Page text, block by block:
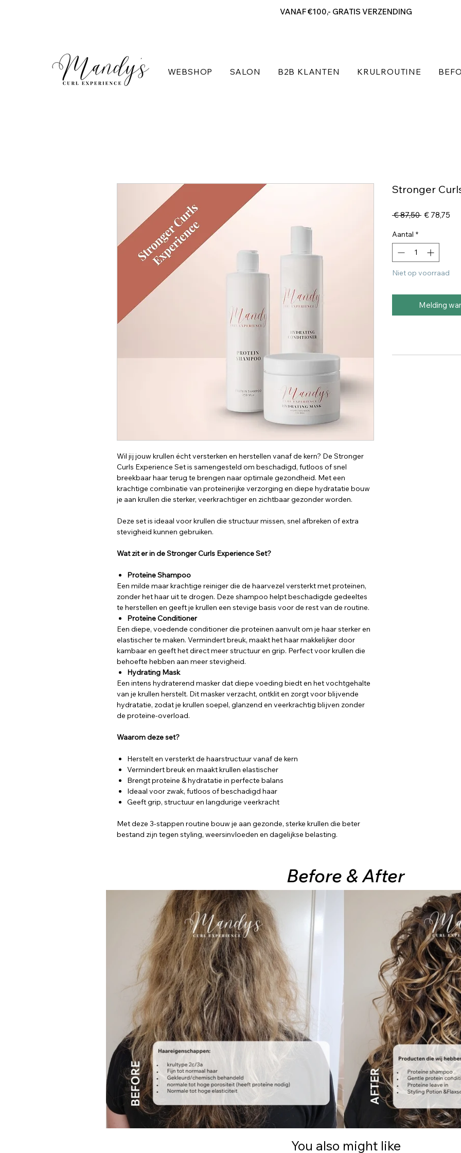
VANAF €100,- GRATIS VERZENDING
WEBSHOP SALON B2B KLANTEN KRULROUTINE
Wil jij jouw krullen écht versterken en herstellen vanaf de kern? De Stronger
Curls Experience Set is samengesteld om beschadigd, futloos of snel
breekbaar haar terug te brengen naar optimale gezondheid. Met een
krachtige combinatie van proteïnerijke verzorging en diepe hydratatie bouw
je aan krullen die sterker, veerkrachtiger en zichtbaar gezonder worden.
Deze set is ideaal voor krullen die structuur missen, snel afbreken of extra
stevigheid kunnen gebruiken.
Wat zit er in de Stronger Curls Experience Set?
Proteïne Shampoo
Een milde maar krachtige reiniger die de haarvezel versterkt met proteïnen,
zonder het haar uit te drogen. Deze shampoo helpt beschadigde gedeeltes
te herstellen en geeft je krullen een stevige basis voor de rest van de routine.
Proteïne Conditioner
Een diepe, voedende conditioner die proteïnen aanvult om je haar sterker en
elastischer te maken. Vermindert breuk, maakt het haar makkelijker door
kambaar en geeft het direct meer structuur en grip. Perfect voor krullen die
behoefte hebben aan meer stevigheid.
Hydrating Mask
Een intens hydraterend masker dat diepe voeding biedt en het vochtgehalte
van je krullen herstelt. Dit masker verzacht, ontklit en zorgt voor blijvende
hydratatie, zodat je krullen soepel, glanzend en veerkrachtig blijven zonder
de proteïne-overload.
Waarom deze set?
Herstelt en versterkt de haarstructuur vanaf de kern
Vermindert breuk en maakt krullen elastischer
Brengt proteïne & hydratatie in perfecte balans
Ideaal voor zwak, futloos of beschadigd haar
Geeft grip, structuur en langdurige veerkracht
Met deze 3-stappen routine bouw je aan gezonde, sterke krullen die beter
bestand zijn tegen styling, weersinvloeden en dagelijkse belasting.
Stronger
€ 87,50 Normale
€ 78,75
Aantal *
Niet op voorraad
Melding
Before &After
You also might like